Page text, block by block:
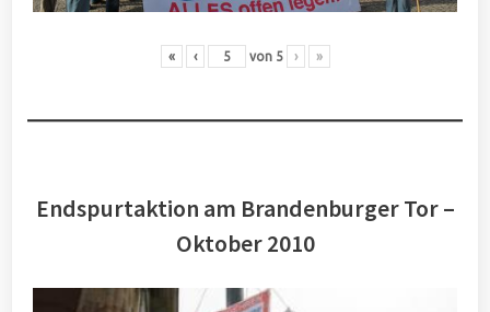
« ‹ von 5 › »
Endspurtaktion am Brandenburger Tor –
Oktober 2010